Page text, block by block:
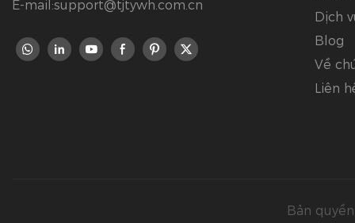
E-mail:support@tjtywh.com.cn
Dịch
Blog
Về
Liên
Bản